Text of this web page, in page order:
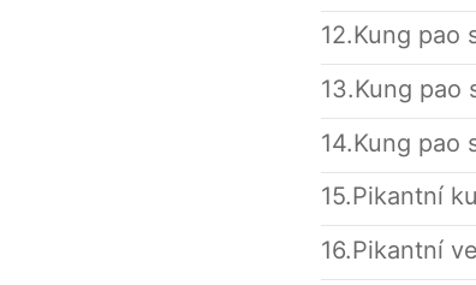
12.Kung pao
13.Kung pao
14.Kung pao
15.Pikantní
16.Pikantní